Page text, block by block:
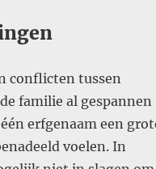
conflicten tussen
familie al gespannen
erfgenaam een
voelen. In